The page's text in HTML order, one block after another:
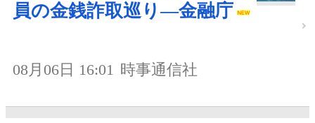
員の金銭詐取巡り―金融庁
08月06日 16:01 時事通信社